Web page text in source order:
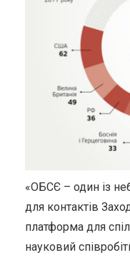
«ОБСЄ – один із
для контактів
платформа для
науковий